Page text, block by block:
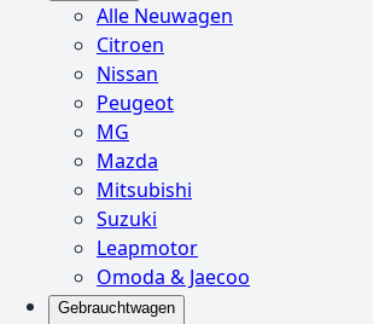
Alle Neuwagen
Citroen
Nissan
Peugeot
MG
Mazda
Mitsubishi
Suzuki
Leapmotor
Omoda & Jaecoo
Gebrauchtwagen